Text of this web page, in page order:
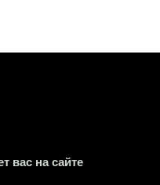
Магазин "Армада"  приветствует вас на сайте